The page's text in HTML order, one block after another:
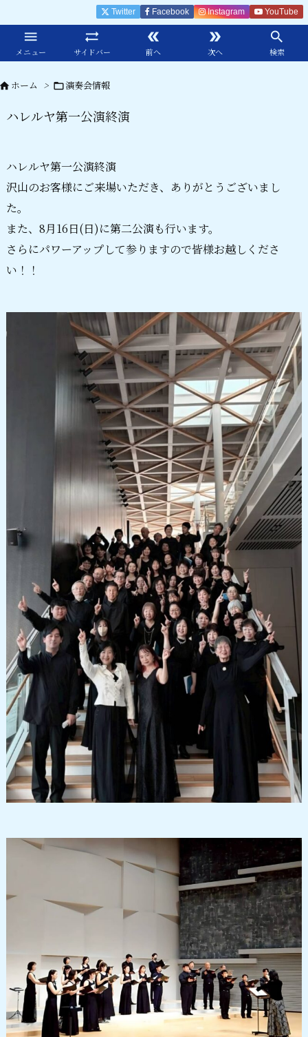

メニュー

サイドバー

前へ

次へ

検索
Twitter Facebook Instagram YouTube
ホーム > 演奏会情報
ハレルヤ第一公演終演
ハレルヤ第一公演終演
沢山のお客様にご来場いただき、ありがとうございまし
た。
また、8月16日(日)に第二公演も行います。
さらにパワーアップして参りますので皆様お越しくださ
い！！